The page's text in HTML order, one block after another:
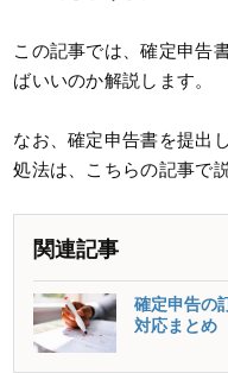
この記事では、確定申告
ばいいのか解説します。
なお、確定申告書を提出
処法は、こちらの記事で
関連記事
確定申告の
対応まとめ